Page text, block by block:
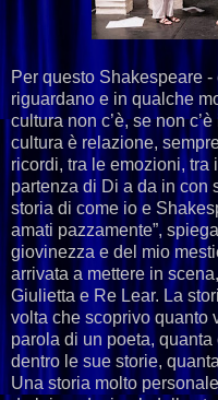
Per questo Shakespeare -
riguardano e in qualche
cultura non c’è, se non
cultura è relazione,
ricordi, tra le emozioni, tra
partenza di Di a da in con
storia di come io e
amati pazzamente”,
giovinezza e del mio
arrivata a mettere in
Giulietta e Re Lear. La
volta che scoprivo quanto
parola di un poeta,
dentro le sue storie,
Una storia molto